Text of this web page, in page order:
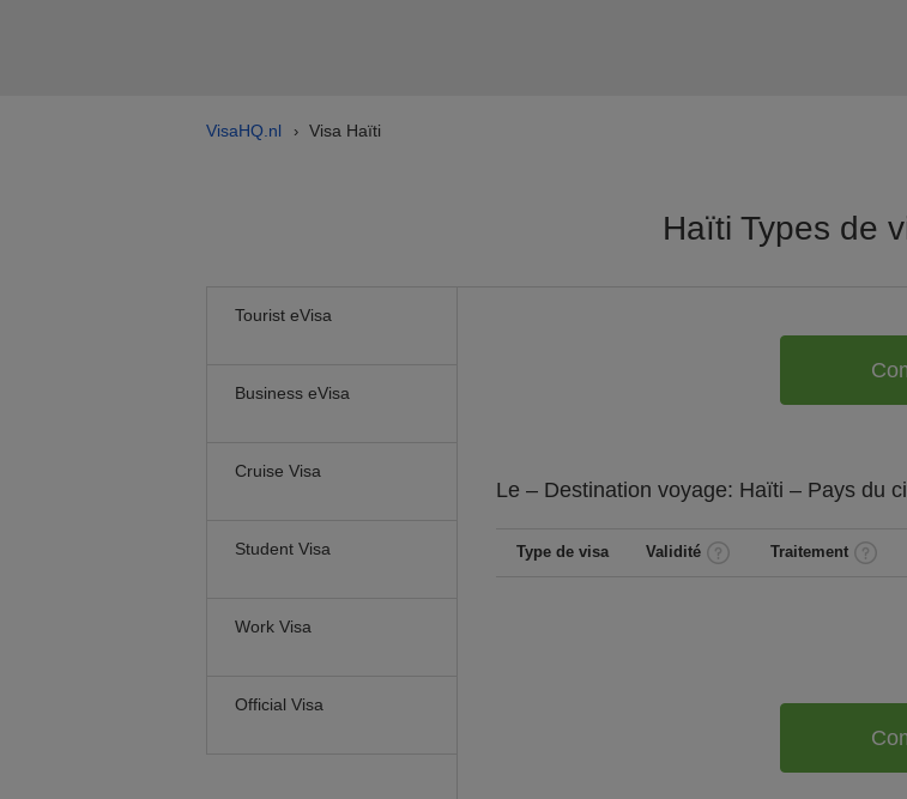
VisaHQ.nl › Visa Haïti
Haïti Types de
Tourist eVisa
Business eVisa
Cruise Visa
Student Visa
Work Visa
Official Visa
Le – Destination voyage: Haïti – Pays du
Type de visa Validité Traitement